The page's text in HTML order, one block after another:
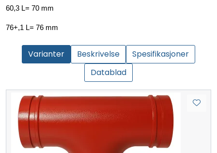
60,3 L= 70 mm
76+,1 L= 76 mm
Varianter Beskrivelse
Spesifikasjoner
Datablad